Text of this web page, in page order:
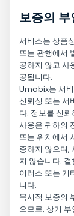
보증의 부
서비스는 상품
또는 관행에서
공하지 않고 사
공됩니다.
Umobix는 서
신뢰성 또는 서
다. 정보를 신
사용은 귀하의
또는 위치에서
증하지 않으며,
지 않습니다.
이러스 또는 기
니다.
묵시적 보증의
으므로, 상기